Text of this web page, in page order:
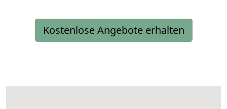
Kostenlose Angebote erhalten